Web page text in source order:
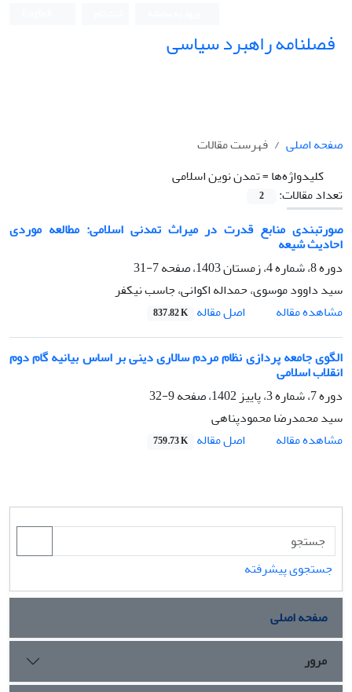
فصلنامه راهبرد سیاسی
صفحه اصلی
فهرست مقالات
کلیدواژه‌ها =تمدن نوین اسلامی
تعداد مقالات:
2
صورتبندی منابع قدرت در میراث تمدنی اسلامی: مطالعه موردی
احادیث شیعه
دوره 8، شماره 4، زمستان 1403، صفحه
7-31
سید داوود موسوی، حمداله اکوانی، جاسب نیکفر
مشاهده مقاله
اصل مقاله 837.82 K
الگوی جامعه پردازی نظام مردم سالاری دینی بر اساس بیانیه گام دوم
انقلاب اسلامی
دوره 7، شماره 3، پاییز 1402، صفحه
9-32
سید محمدرضا محمودپناهی
مشاهده مقاله
اصل مقاله 759.73 K
جستجوی پیشرفته
صفحه اصلی
مرور